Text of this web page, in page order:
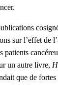
sur l’effet de
patients
un autre livre,
que de